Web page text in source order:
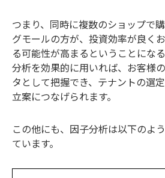
つまり、同時に複数のショップで
グモールの方が、投資効率が良く
る可能性が高まるということにな
分析を効果的に用いれば、お客様
タとして把握でき、テナントの選
立案につなげられます。
この他にも、因子分析は以下のよ
ています。